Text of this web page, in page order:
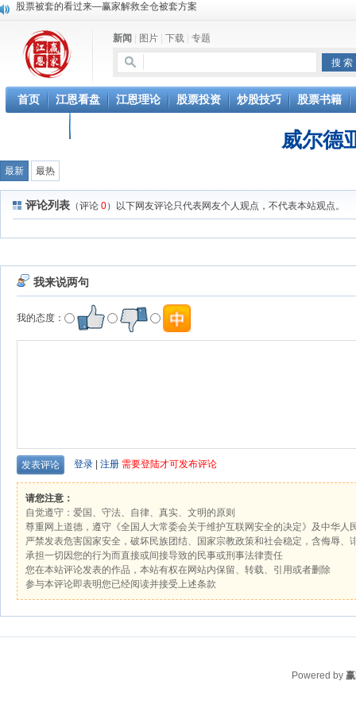
股票被套的看过来—赢家解救全仓被套方案
新闻 图片 下载 专题
首页 江恩看盘 江恩理论 股票投资 炒股技巧 股票书籍
威尔德
最新 最热
评论列表 （评论 0）以下网友评论只代表网友个人观点，不代表本站观点。
我来说两句
我的态度：
登录 注册 需要登陆才可发布评论
请您注意：
自觉遵守：爱国、守法、自律、真实、文明的原则
尊重网上道德，遵守《全国人大常委会关于维护互联网安全的决定》及中华人
严禁发表危害国家安全，破坏民族团结、国家宗教政策和社会稳定，含侮辱、
承担一切因您的行为而直接或间接导致的民事或刑事法律责任
您在本站评论发表的作品，本站有权在网站内保留、转载、引用或者删除
参与本评论即表明您已经阅读并接受上述条款
Powered by